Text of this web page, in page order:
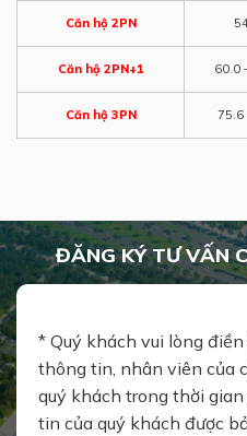
Căn hộ 2PN
Căn hộ 2PN+1 60.0
Căn hộ 3PN
ĐĂNG KÝ TƯ VẤN
* Quý khách vui lòng
thông tin, nhân viên của
quý khách trong thời
tin của quý khách được